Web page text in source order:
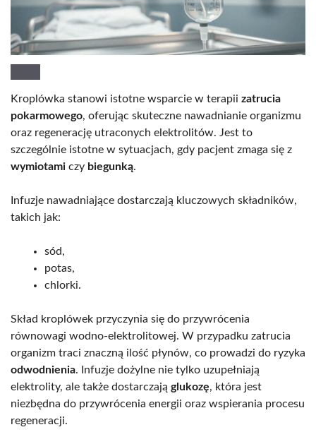
Kroplówka stanowi istotne wsparcie w terapii zatrucia
pokarmowego, oferując skuteczne nawadnianie organizmu
oraz regenerację utraconych elektrolitów. Jest to
szczególnie istotne w sytuacjach, gdy pacjent zmaga się z
wymiotami czy biegunką.
Infuzje nawadniające dostarczają kluczowych składników,
takich jak:
sód,
potas,
chlorki.
Skład kroplówek przyczynia się do przywrócenia
równowagi wodno-elektrolitowej. W przypadku zatrucia
organizm traci znaczną ilość płynów, co prowadzi do ryzyka
odwodnienia. Infuzje dożylne nie tylko uzupełniają
elektrolity, ale także dostarczają glukozę, która jest
niezbędna do przywrócenia energii oraz wspierania procesu
regeneracji.